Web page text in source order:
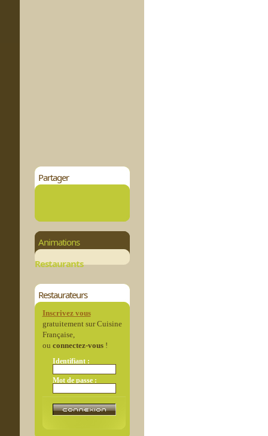
Partager
Animations
Restaurants
Restaurateurs
Inscrivez vous
gratuitement sur Cuisine
Française,
ou connectez-vous!
Identifiant :
Mot de passe :